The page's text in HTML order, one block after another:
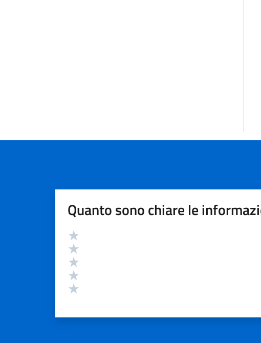
Quanto sono chiare le
Valutazione